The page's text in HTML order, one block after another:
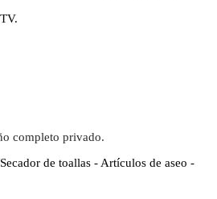
completo privado.
de toallas - Artículos de aseo -